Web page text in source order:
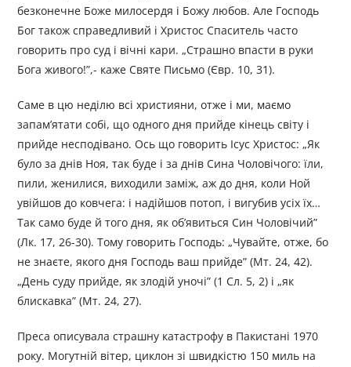
безконечне Боже милосердя і Божу любов. Але Господь
Бог також справедливий і Христос Спаситель часто
говорить про суд і вічні кари. „Страшно впасти в руки
Бога живого!”,- каже Святе Письмо (Євр. 10, 31).
Саме в цю неділю всі християни, отже і ми, маємо
запам’ятати собі, що одного дня прийде кінець світу і
прийде несподівано. Ось що говорить Ісус Христос: „Як
було за днів Ноя, так буде і за днів Сина Чоловічого: їли,
пили, женилися, виходили заміж, аж до дня, коли Ной
увійшов до ковчега: і надійшов потоп, і вигубив усіх їх…
Так само буде й того дня, як об’явиться Син Чоловічий”
(Лк. 17, 26-30). Тому говорить Господь: „Чувайте, отже, бо
не знаєте, якого дня Господь ваш прийде” (Мт. 24, 42).
„День суду прийде, як злодій уночі” (1 Сл. 5, 2) і „як
блискавка” (Мт. 24, 27).
Преса описувала страшну катастрофу в Пакистані 1970
року. Могутній вітер, циклон зі швидкістю 150 миль на